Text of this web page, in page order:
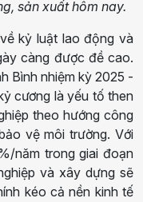
sản xuất hôm nay.
kỷ luật lao động và
càng được đề cao.
Bình nhiệm kỳ 2025 -
cương là yếu tố then
theo hướng công
vệ môi trường. Với
năm trong giai đoạn
và xây dựng sẽ
kéo cả nền kinh tế